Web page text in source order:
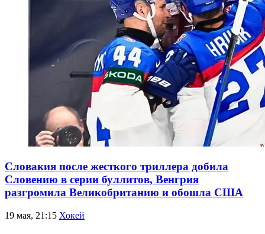
Словакия после жесткого триллера добила
Словению в серии буллитов, Венгрия
разгромила Великобританию и обошла США
19 мая, 21:15 Хокей